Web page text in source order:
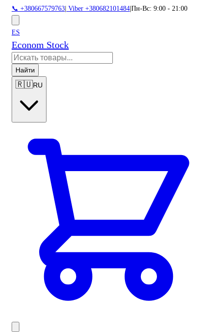
📞 +380667579763 Viber +380682101484 Пн-Вс: 9:00 - 21:00
ES
Econom Stock
Найти
🇷🇺RU